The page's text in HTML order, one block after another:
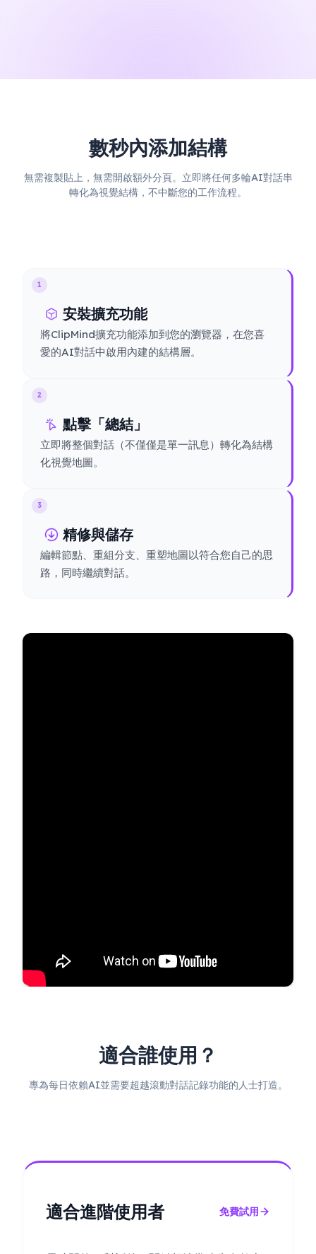
數秒內添加結構
無需複製貼上，無需開啟額外分頁。立即將任何多輪AI對話串
轉化為視覺結構，不中斷您的工作流程。
1
安裝擴充功能
將ClipMind擴充功能添加到您的瀏覽器，在您喜
愛的AI對話中啟用內建的結構層。
2
點擊「總結」
立即將整個對話（不僅僅是單一訊息）轉化為結構
化視覺地圖。
3
精修與儲存
編輯節點、重組分支、重塑地圖以符合您自己的思
路，同時繼續對話。
適合誰使用？
專為每日依賴AI並需要超越滾動對話記錄功能的人士打造。
適合進階使用者 免費試用